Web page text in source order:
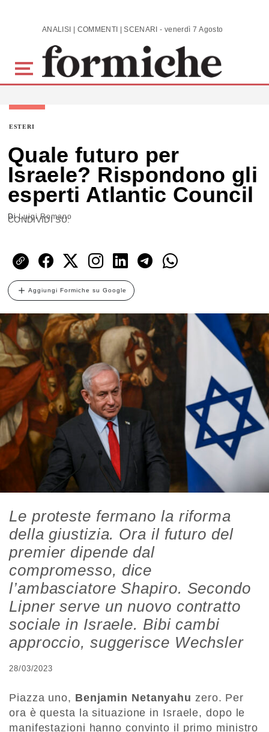
Skip to main content ANALISI | COMMENTI | SCENARI - venerdì 7 Agosto 2026
ESTERI
Quale futuro per
Israele? Rispondono gli
esperti Atlantic Council
DiLuigi Romano
CONDIVIDI SU:
Aggiungi Formiche su Google
Le proteste fermano la riforma
della giustizia. Ora il futuro del
premier dipende dal
compromesso, dice
l’ambasciatore Shapiro. Secondo
Lipner serve un nuovo contratto
sociale in Israele. Bibi cambi
approccio, suggerisce Wechsler
28/03/2023
Piazza uno, Benjamin Netanyahu zero. Per
ora è questa la situazione in Israele, dopo le
manifestazioni hanno convinto il primo ministro